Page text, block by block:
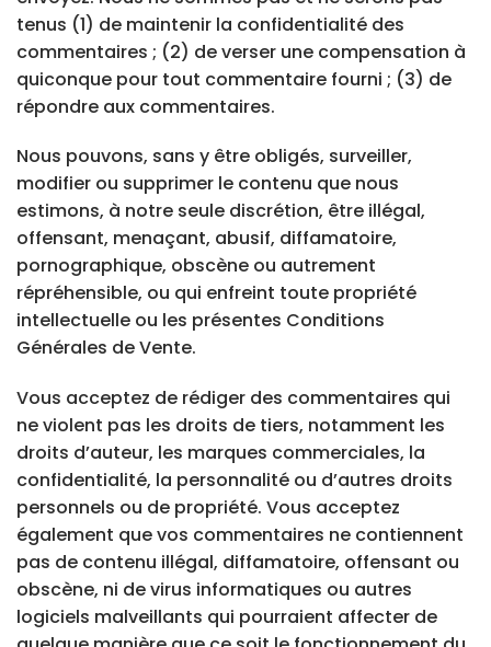
tenus (1) de maintenir la confidentialité des
commentaires ; (2) de verser une compensation à
quiconque pour tout commentaire fourni ; (3) de
répondre aux commentaires.
Nous pouvons, sans y être obligés, surveiller,
modifier ou supprimer le contenu que nous
estimons, à notre seule discrétion, être illégal,
offensant, menaçant, abusif, diffamatoire,
pornographique, obscène ou autrement
répréhensible, ou qui enfreint toute propriété
intellectuelle ou les présentes Conditions
Générales de Vente.
Vous acceptez de rédiger des commentaires qui
ne violent pas les droits de tiers, notamment les
droits d’auteur, les marques commerciales, la
confidentialité, la personnalité ou d’autres droits
personnels ou de propriété. Vous acceptez
également que vos commentaires ne contiennent
pas de contenu illégal, diffamatoire, offensant ou
obscène, ni de virus informatiques ou autres
logiciels malveillants qui pourraient affecter de